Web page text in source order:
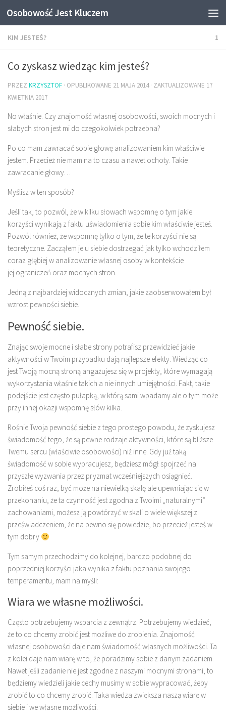
Osobowość Jest Kluczem
KIM JESTEŚ? 1
Co zyskasz wiedząc kim jesteś?
PRZEZ KRZYSZTOF · OPUBLIKOWANE 21 MAJA 2014· ZAKTUALIZOWANE 17
KWIETNIA 2017
No właśnie. Czy znajomość własnej osobowości, swoich mocnych i
słabych stron jest mi do czegokolwiek potrzebna?
Po co mam zawracać sobie głowę analizowaniem kim właściwie
jestem. Przecież nie mam na to czasu a nawet ochoty. Takie
zawracanie głowy…
Myślisz w ten sposób?
Jeśli tak, to pozwól, że w kilku słowach wspomnę o tym jakie
korzyści wynikają z faktu uświadomienia sobie kim właściwie jesteś.
Pozwól również, że wspomnę tylko o tym, że te korzyści nie są
teoretyczne. Zacząłem je u siebie dostrzegać jak tylko wchodziłem
coraz głębiej w analizowanie własnej osoby w kontekście
jej ograniczeń oraz mocnych stron.
Jedną z najbardziej widocznych zmian, jakie zaobserwowałem był
wzrost pewności siebie.
Pewność siebie.
Znając swoje mocne i słabe strony potrafisz przewidzieć jakie
aktywności w Twoim przypadku dają najlepsze efekty. Wiedząc co
jest Twoją mocną stroną angażujesz się w projekty, które wymagają
wykorzystania właśnie takich a nie innych umiejętności. Fakt, takie
podejście jest często pułapką, w którą sami wpadamy ale o tym może
przy innej okazji wspomnę słów kilka.
Rośnie Twoja pewność siebie z tego prostego powodu, że zyskujesz
świadomość tego, że są pewne rodzaje aktywności, które są bliższe
Twemu sercu (właściwie osobowości) niż inne. Gdy już taką
świadomość w sobie wypracujesz, będziesz mógł spojrzeć na
przyszłe wyzwania przez pryzmat wcześniejszych osiągnięć.
Zrobiłeś coś raz, być może na niewielką skalę ale upewniając się w
przekonaniu, że ta czynność jest zgodna z Twoimi „naturalnymi”
zachowaniami, możesz ją powtórzyć w skali o wiele większej z
przeświadczeniem, że na pewno się powiedzie, bo przecież jesteś w
tym dobry
Tym samym przechodzimy do kolejnej, bardzo podobnej do
poprzedniej korzyści jaka wynika z faktu poznania swojego
temperamentu, mam na myśli:
Wiara we własne możliwości.
Często potrzebujemy wsparcia z zewnątrz. Potrzebujemy wiedzieć,
że to co chcemy zrobić jest możliwe do zrobienia. Znajomość
własnej osobowości daje nam świadomość własnych możliwości. Ta
z kolei daje nam wiarę w to, że poradzimy sobie z danym zadaniem.
Nawet jeśli zadanie nie jest zgodne z naszymi mocnymi stronami, to
będziemy wiedzieli jakie cechy musimy w sobie wypracować, żeby
zrobić to co chcemy zrobić. Taka wiedza zwiększa naszą wiarę w
siebie i we własne możliwości.